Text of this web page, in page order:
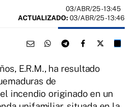
03/ABR/25- 13:45
ACTUALIZADO: 03/ABR/25 - 13:46
E.R.M., ha resultado
de
incendio originado en un